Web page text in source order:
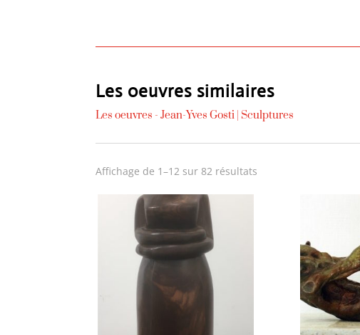
Les oeuvres similaires
Les oeuvres -Jean-Yves Gosti Sculptures
Affichage de 1–12 sur 82 résultats